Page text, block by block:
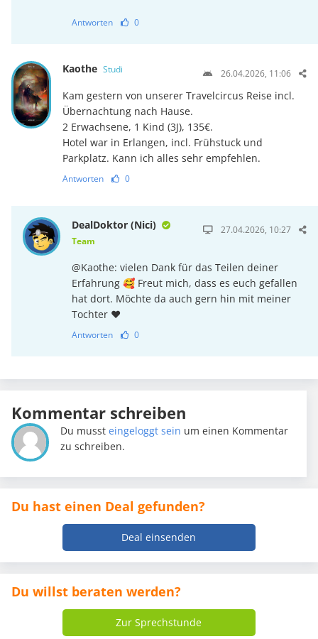
Antworten 0
Kaothe Studi 26.04.2026, 11:06
Kam gestern von unserer Travelcircus Reise incl.
Übernachtung nach Hause.
2 Erwachsene, 1 Kind (3J), 135€.
Hotel war in Erlangen, incl. Frühstuck und
Parkplatz. Kann ich alles sehr empfehlen.
Antworten 0
DealDoktor (Nici)
Team
27.04.2026, 10:27
@Kaothe: vielen Dank für das Teilen deiner
Erfahrung 🥰 Freut mich, dass es euch gefallen
hat dort. Möchte da auch gern hin mit meiner
Tochter ♥️
Antworten 0
Kommentar schreiben
Du mussteingeloggt sein um einen Kommentar
zu schreiben.
Du hast einen Deal gefunden?
Deal einsenden
Du willst beraten werden?
Zur Sprechstunde